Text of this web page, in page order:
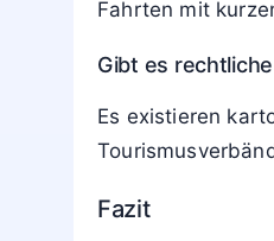
Fahrten mit
Gibt es
Es existieren
Fazit